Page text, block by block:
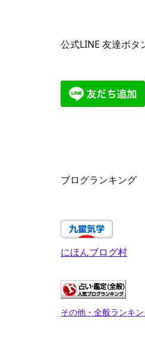
公式LINE 友達ボタ
ブログランキング
にほんブログ村
その他・全般ランキ